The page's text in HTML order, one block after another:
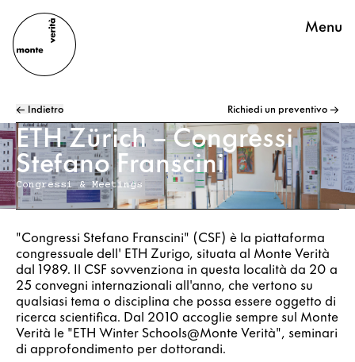
Menu
← Indietro Richiedi un preventivo →
ETH Zürich – Congressi
Stefano Franscini
Congressi & Meetings
"Congressi Stefano Franscini" (CSF) è la piattaforma
congressuale dell' ETH Zurigo, situata al Monte Verità
dal 1989. Il CSF sovvenziona in questa località da 20 a
25 convegni internazionali all'anno, che vertono su
qualsiasi tema o disciplina che possa essere oggetto di
ricerca scientifica. Dal 2010 accoglie sempre sul Monte
Verità le "ETH Winter Schools@Monte Verità", seminari
di approfondimento per dottorandi.